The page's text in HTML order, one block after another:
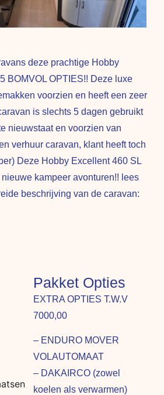
deze prachtige Hobby
BOMVOL OPTIES!! Deze luxe
voorzien en heeft een zeer
is slechts 5 dagen gebruikt
nieuwstaat en voorzien van
verhuur caravan, klant heeft toch
Deze Hobby Excellent 460 SL
kampeer avonturen!! lees
beschrijving van de caravan:
Pakket Opties
EXTRA OPTIES T.W.V
7000,00
– ENDURO MOVER
VOLAUTOMAAT
– DAKAIRCO (zowel
koelen als verwarmen)